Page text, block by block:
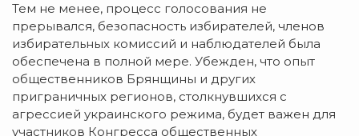
Тем не менее, процесс голосования не
прерывался, безопасность избирателей, членов
избирательных комиссий и наблюдателей была
обеспечена в полной мере. Убежден, что опыт
общественников Брянщины и других
приграничных регионов, столкнувшихся с
агрессией украинского режима, будет важен для
участников Конгресса общественных